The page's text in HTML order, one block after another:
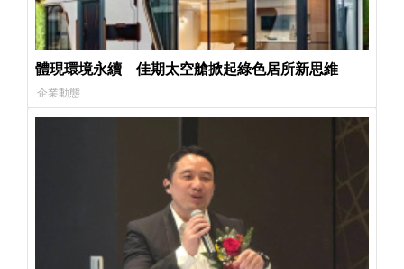
體現環境永續 佳期太空艙掀起綠色居所新思維
企業動態